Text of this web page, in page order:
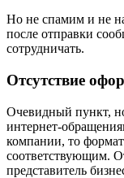
Но не спамим и не
после отправки
сотрудничать.
Отсутствие
Очевидный пункт,
интернет-
компании, то
соответствующим.
представитель